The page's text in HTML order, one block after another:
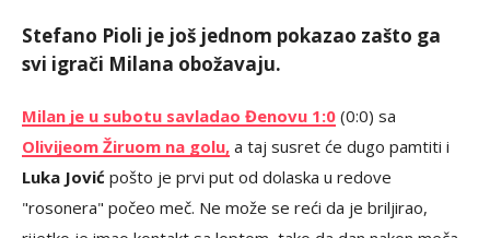
Stefano Pioli je još jednom pokazao zašto ga
svi igrači Milana obožavaju.
Milan je u subotu savladao Đenovu 1:0 (0:0) sa
Olivijeom Žiruom na golu, a taj susret će dugo pamtiti i
Luka Jović pošto je prvi put od dolaska u redove
"rosonera" počeo meč. Ne može se reći da je briljirao,